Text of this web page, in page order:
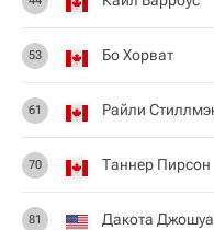
53 Бо Хорват
61 Райли
70 Таннер Пирсон
81 Дакота Джошуа